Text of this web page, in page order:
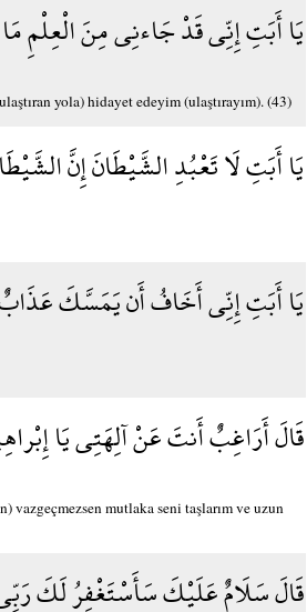
يَا أَبَتِ إِنِّي قَدْ جَاءنِي مِنَ الْعِلْمِ
yola) hidayet edeyim (ulaştırayım). (43)
يَا أَبَتِ لَا تَعْبُدِ الشَّيْطَانَ إِنَّ
يَا أَبَتِ إِنِّي أَخَافُ أَن يَمَسَّكَ
قَالَ أَرَاغِبٌ أَنتَ عَنْ آلِهَتِي يَا
vazgeçmezsen mutlaka seni taşlarım ve uzun
قَالَ سَلَامٌ عَلَيْكَ سَأَسْتَغْفِرُ لَكَ